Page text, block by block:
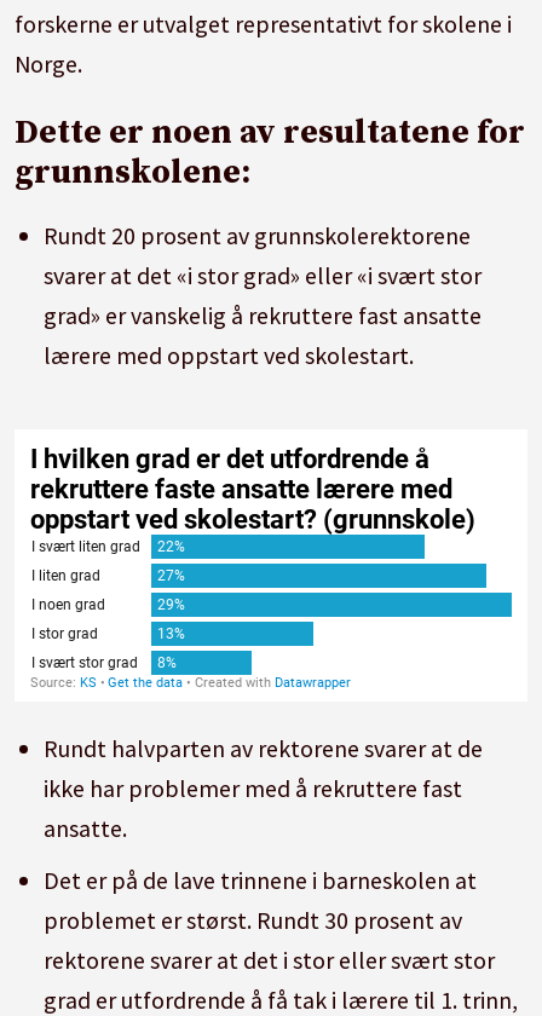
forskerne er utvalget representativt for skolene i
Norge.
Dette er noen av resultatene for
grunnskolene:
Rundt 20 prosent av grunnskolerektorene
svarer at det «i stor grad» eller «i svært stor
grad» er vanskelig å rekruttere fast ansatte
lærere med oppstart ved skolestart.
Rundt halvparten av rektorene svarer at de
ikke har problemer med å rekruttere fast
ansatte.
Det er på de lave trinnene i barneskolen at
problemet er størst. Rundt 30 prosent av
rektorene svarer at det i stor eller svært stor
grad er utfordrende å få tak i lærere til 1. trinn,